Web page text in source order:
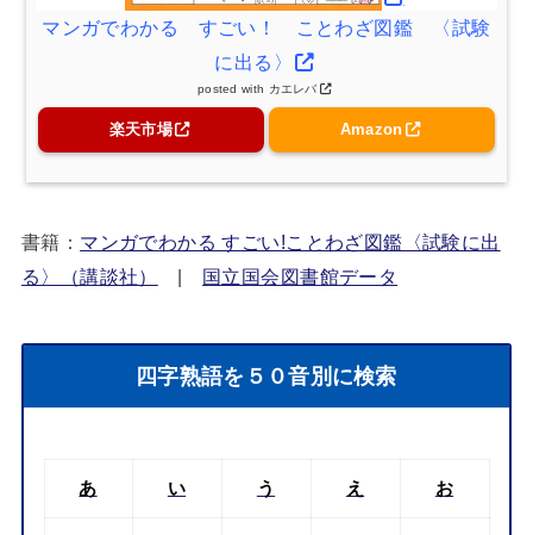
マンガでわかる すごい！ ことわざ図鑑 〈試験
に出る〉
posted with カエレバ
楽天市場 Amazon
書籍： マンガでわかる すごい!ことわざ図鑑〈試験に出
る〉（講談社）
| 国立国会図書館データ
四字熟語を５０音別に検索
あ い う え お